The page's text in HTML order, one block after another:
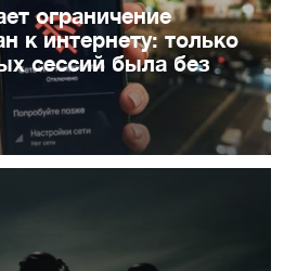
ограничение
к интернету: только
сессий была без